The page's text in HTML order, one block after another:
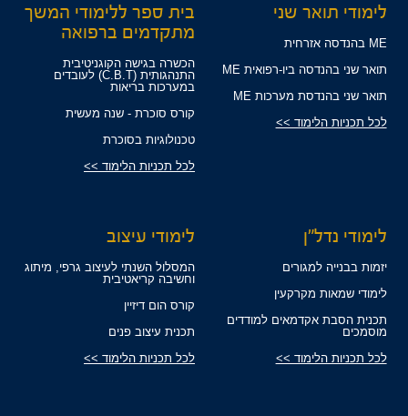
לימודי תואר שני
ME בהנדסה אזרחית
תואר שני בהנדסה ביו-רפואית ME
תואר שני בהנדסת מערכות ME
לכל תכניות הלימוד >>
בית ספר ללימודי המשך
מתקדמים ברפואה
הכשרה בגישה הקוגניטיבית
התנהגותית (C.B.T) לעובדים
במערכות בריאות
קורס סוכרת - שנה מעשית
טכנולוגיות בסוכרת
לכל תכניות הלימוד >>
לימודי נדל"ן
יזמות בבנייה למגורים
לימודי שמאות מקרקעין
תכנית הסבת אקדמאים למודדים
מוסמכים
לכל תכניות הלימוד >>
לימודי עיצוב
המסלול השנתי לעיצוב גרפי, מיתוג
וחשיבה קריאטיבית
קורס הום דיזיין
תכנית עיצוב פנים
לכל תכניות הלימוד >>